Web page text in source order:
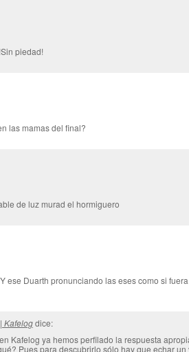
piedad!
las mamas del final?
de luz murad el hormiguero
ese Duarth pronunciando las eses como si
Kafelogdice:
Kafelog ya hemos perfilado la respuesta
Pues para descubrirlo sólo hay que echar